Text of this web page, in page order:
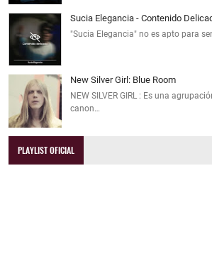
Sucia Elegancia - Contenido
"Sucia Elegancia" no es apto para
New Silver Girl: Blue Room
NEW SILVER GIRL : Es una
canon…
PLAYLIST OFICIAL